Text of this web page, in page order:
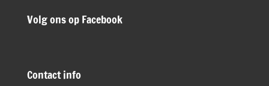
Volg ons op Facebook
Contact info